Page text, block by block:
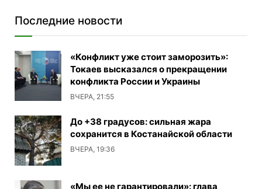
Последние новости
«Конфликт уже стоит заморозить»:
Токаев высказался о прекращении
конфликта России и Украины
ВЧЕРА, 21:55
До +38 градусов: сильная жара
сохранится в Костанайской области
ВЧЕРА, 19:36
«Мы ее не гарантировали»: глава